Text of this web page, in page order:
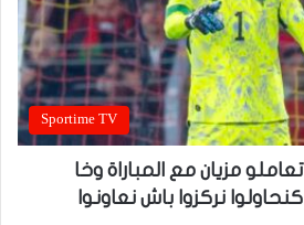
Sportime TV
مزيان مع المباراة وخا
نركزوا باش نعاونوا